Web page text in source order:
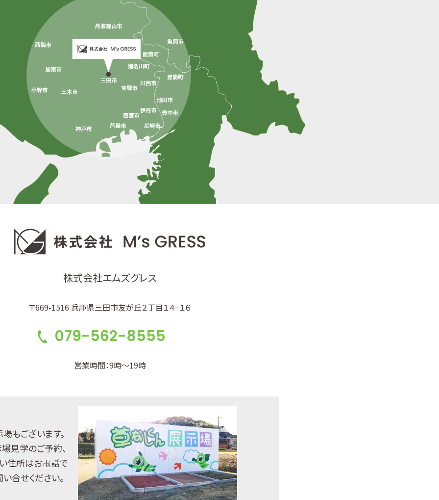
株式会社エムズグレス
〒669-1516 兵庫県三田市友が丘２丁目１４−１６
079-562-8555
営業時間：9時～19時
もございます。
見学のご予約、
住所はお電話で
合せください。